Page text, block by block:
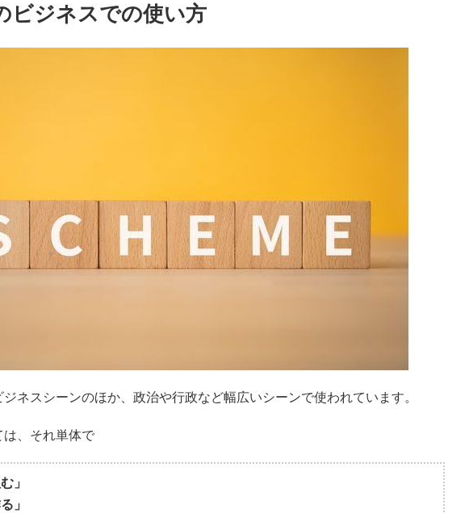
ビジネスでの使い方
ネスシーンのほか、政治や行政など幅広いシーンで使われています。
、それ単体で
」
」